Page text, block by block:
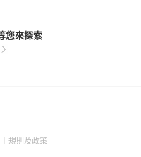
您來探索
(Open
規則及政策(Open